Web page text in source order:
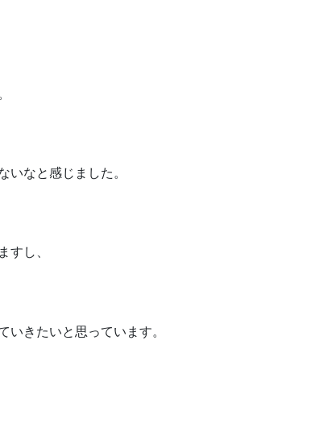
いなと感じました。
すし、
いきたいと思っています。